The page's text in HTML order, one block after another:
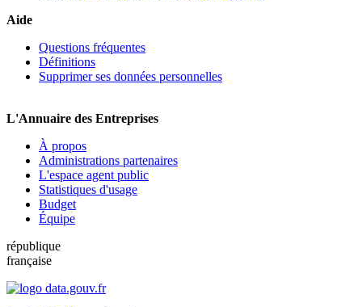
Aide
Questions fréquentes
Définitions
Supprimer ses données personnelles
L'Annuaire des Entreprises
À propos
Administrations partenaires
L'espace agent public
Statistiques d'usage
Budget
Équipe
république
française